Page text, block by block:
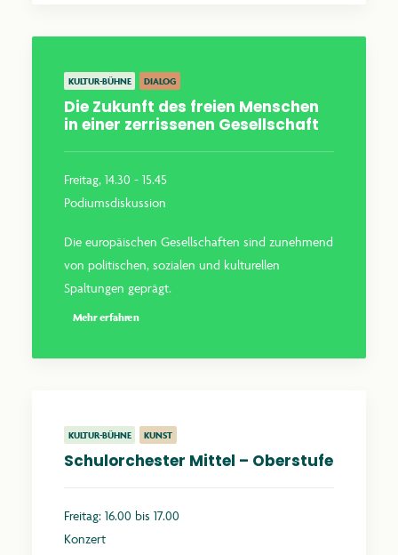
KULTUR-BÜHNE DIALOG
Die Zukunft des freien Menschen
in einer zerrissenen Gesellschaft
Freitag, 14.30 - 15.45
Podiumsdiskussion
Die europäischen Gesellschaften sind zunehmend
von politischen, sozialen und kulturellen
Spaltungen geprägt.
Mehr erfahren
KULTUR-BÜHNE KUNST
Schulorchester Mittel – Oberstufe
Freitag: 16.00 bis 17.00
Konzert